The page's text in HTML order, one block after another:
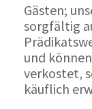
Gästen;
sorgfältig
und
verkostet,
käuflich